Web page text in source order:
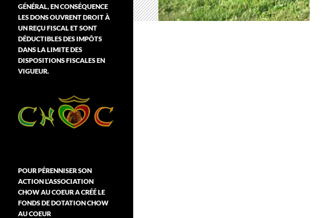
GÉNÉRAL, EN CONSÉQUENCE
LES DONS OUVRENT DROIT À
UN REÇU FISCAL ET SONT
DÉDUCTIBLES DES IMPÔTS
DANS LA LIMITE DES
DISPOSITIONS FISCALES EN
VIGUEUR.
POUR PÉRENNISER SON
ACTION L’ASSOCIATION
CHOW AU COEUR A CRÉÉ LE
FONDS DE DOTATION CHOW
AU COEUR